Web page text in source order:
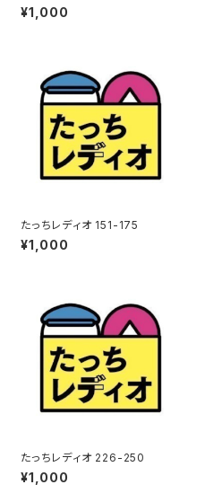
¥1,000
たっちレディオ 151-175
¥1,000
たっちレディオ 226-250
¥1,000